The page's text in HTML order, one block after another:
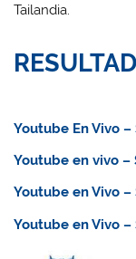
Tailandia.
Youtube En Vivo –
Youtube en vivo –
Youtube en Vivo –
Youtube en Vivo –